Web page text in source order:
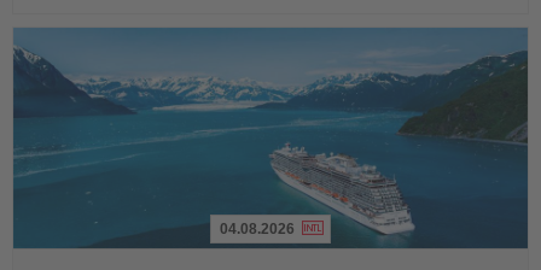
04.08.2026